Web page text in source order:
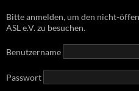
Bitte anmelden, um den nicht-
ASL e.V. zu besuchen.
Benutzername
Passwort